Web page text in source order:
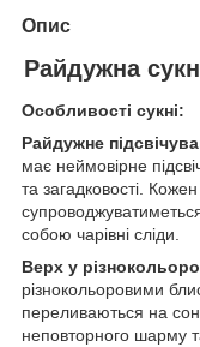
Опис
Райдужна
Особливості сукні:
Райдужне
має неймовірне
та загадковості.
собою чарівні сліди.
Верх у
різнокольоровими
переливаються на
неповторного шарму